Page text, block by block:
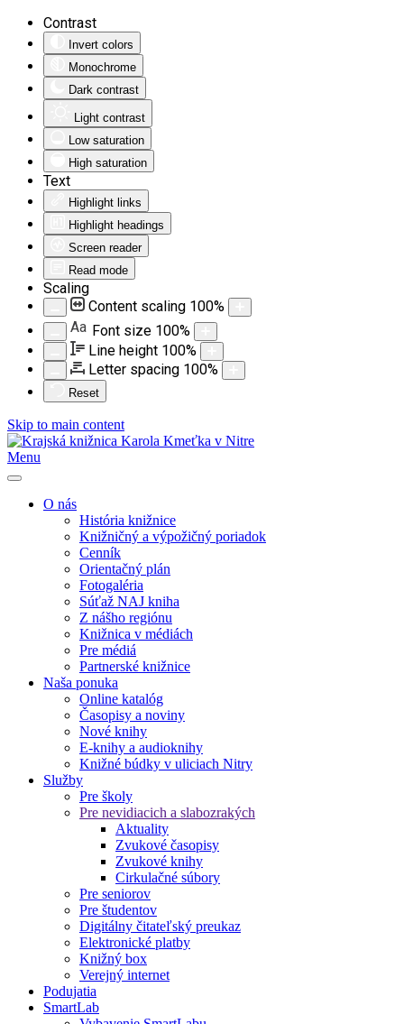
Contrast
Invert colors
Monochrome
Dark contrast
Light contrast
Low saturation
High saturation
Text
Highlight links
Highlight headings
Screen reader
Read mode
Scaling
Content scaling 100%
Aa Font size 100%
Line height 100%
Letter spacing 100%
Reset
Skip to main content
Menu
O nás
História knižnice
Knižničný a výpožičný poriadok
Cenník
Orientačný plán
Fotogaléria
Súťaž NAJ kniha
Z nášho regiónu
Knižnica v médiách
Pre médiá
Partnerské knižnice
Naša ponuka
Online katalóg
Časopisy a noviny
Nové knihy
E-knihy a audioknihy
Knižné búdky v uliciach Nitry
Služby
Pre školy
Pre nevidiacich a slabozrakých
Aktuality
Zvukové časopisy
Zvukové knihy
Cirkulačné súbory
Pre seniorov
Pre študentov
Digitálny čitateľský preukaz
Elektronické platby
Knižný box
Verejný internet
Podujatia
SmartLab